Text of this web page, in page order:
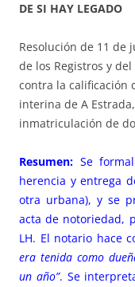
DE SI HAY LEGADO
Resolución de 11 de
de los Registros y
contra la calificación
interina de A
inmatriculación de
Resumen: Se
herencia y entrega
otra urbana), y se
acta de notoriedad,
LH. El notario hace
era tenida como
un año”. Se